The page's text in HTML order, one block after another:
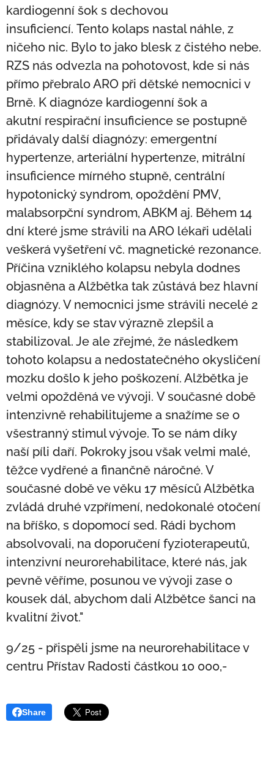
kardiogenní šok s dechovou
insuficiencí. Tento kolaps nastal náhle, z
ničeho nic. Bylo to jako blesk z čistého nebe.
RZS nás odvezla na pohotovost, kde si nás
přímo přebralo ARO při dětské nemocnici v
Brně. K diagnóze kardiogenní šok a
akutní respirační insuficience se postupně
přidávaly další diagnózy: emergentní
hypertenze, arteriální hypertenze, mitrální
insuficience mírného stupně, centrální
hypotonický syndrom, opoždění PMV,
malabsorpční syndrom, ABKM aj. Během 14
dní které jsme strávili na ARO lékaři udělali
veškerá vyšetření vč. magnetické rezonance.
Příčina vzniklého kolapsu nebyla dodnes
objasněna a Alžbětka tak zůstává bez hlavní
diagnózy. V nemocnici jsme strávili necelé 2
měsíce, kdy se stav výrazně zlepšil a
stabilizoval. Je ale zřejmé, že následkem
tohoto kolapsu a nedostatečného okysličení
mozku došlo k jeho poškození. Alžbětka je
velmi opožděná ve vývoji. V současné době
intenzivně rehabilitujeme a snažíme se o
všestranný stimul vývoje. To se nám díky
naší píli daří. Pokroky jsou však velmi malé,
těžce vydřené a finančně náročné. V
současné době ve věku 17 měsíců Alžbětka
zvládá druhé vzpřímení, nedokonalé otočení
na bříško, s dopomocí sed. Rádi bychom
absolvovali, na doporučení fyzioterapeutů,
intenzivní neurorehabilitace, které nás, jak
pevně věříme, posunou ve vývoji zase o
kousek dál, abychom dali Alžbětce šanci na
kvalitní život."
9/25 - přispěli jsme na neurorehabilitace v
centru Přístav Radosti částkou 10 000,-
Share